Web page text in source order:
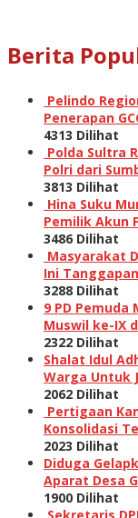
Berita
Pelindo
Penerapan
4313 Dilihat
Polda Sultra
Polri dari
3813 Dilihat
Hina Suku
Pemilik Akun
3486 Dilihat
Masyarakat
Ini
3288 Dilihat
9 PD
Muswil ke-IX
2322 Dilihat
Shalat Idul
Warga Untuk
2062 Dilihat
Pertigaan
Konsolidasi
2023 Dilihat
Diduga
Aparat Desa
1900 Dilihat